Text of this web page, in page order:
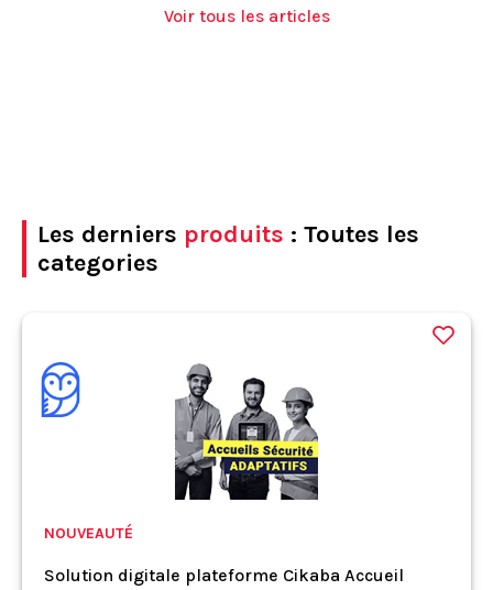
Voir tous les articles
Les derniers produits : Toutes les
categories
NOUVEAUTÉ
Solution digitale plateforme Cikaba Accueil